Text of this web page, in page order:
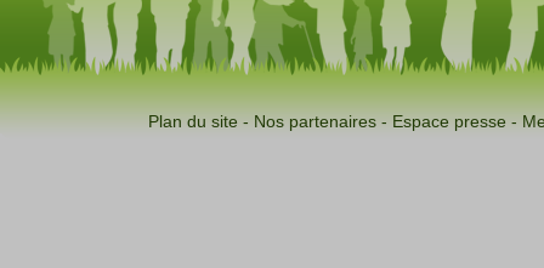
Plan du site - Nos partenaires - Espace presse -